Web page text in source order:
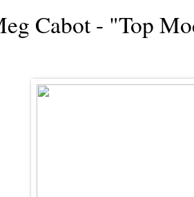
Cabot - "Top